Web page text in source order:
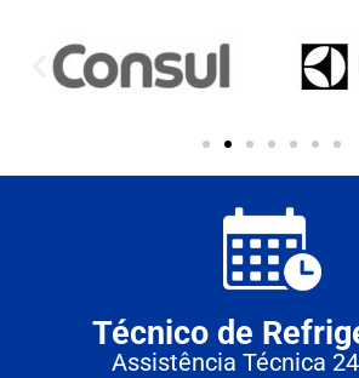
Técnico de
Assistência Técnica